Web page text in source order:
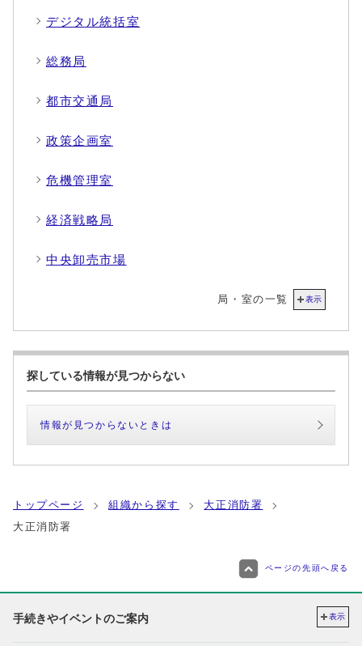
デジタル統括室
総務局
都市交通局
政策企画室
危機管理室
経済戦略局
中央卸売市場
局・室の一覧 表示
探している情報が見つからない
情報が見つからないときは
トップページ 組織から探す
大正消防署
大正消防署
ページの先頭へ戻る
手続きやイベントのご案内 表示